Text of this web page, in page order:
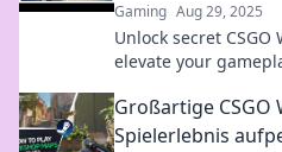
Gaming Aug 29, 2025
Unlock secret
elevate your
Großartige CSGO
Spielerlebnis